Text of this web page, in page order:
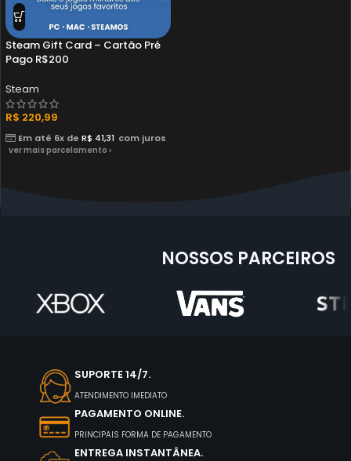
Steam Gift Card – Cartão Pré
Pago R$200
Steam
R$ 220,99
Em até 6x de R$ 41,31 com juros
ver mais parcelamento ›
NOSSOS PARCEIROS
SUPORTE 14/7.
ATENDIMENTO IMEDIATO
PAGAMENTO ONLINE.
PRINCIPAIS FORMA DE PAGAMENTO
ENTREGA INSTANTÂNEA.